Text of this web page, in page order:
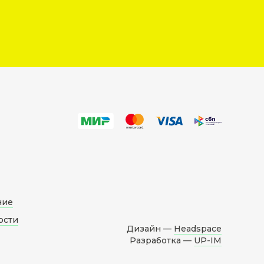
Дизайн — Headspace
Разработка — UP-IM